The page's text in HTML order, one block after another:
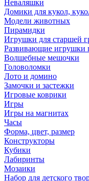
Неваляшки
Домики для кукол,
Модели животных
Пирамидки
Игрушки для старшей
Развивающие
Волшебные мешочки
Головоломки
Лото и домино
Замочки и застежки
Игровые коврики
Игры
Игры на магнитах
Часы
Форма, цвет, размер
Конструкторы
Кубики
Лабиринты
Мозаики
Набор для детского